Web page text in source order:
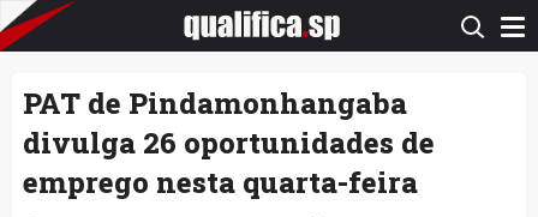
QualificaSP.com
PAT de Pindamonhangaba
divulga 26 oportunidades de
emprego nesta quarta-feira